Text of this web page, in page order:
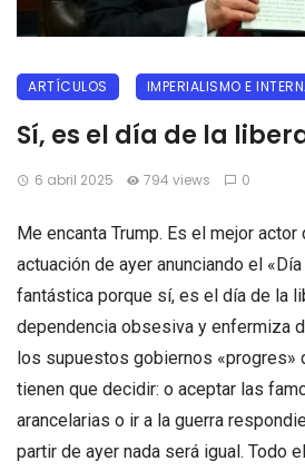
ARTÍCULOS IMPERIALISMO E
Sí, es el día de la
6 abril 2025 794 views 0
Me encanta Trump. Es el mejor actor
actuación de ayer anunciando el
fantástica porque sí, es el día de la
dependencia obsesiva y enfermiza
los supuestos gobiernos «progres»
tienen que decidir: o aceptar las
arancelarias o ir a la guerra
partir de ayer nada será igual. Todo